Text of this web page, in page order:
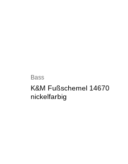
Bass
K&M Fußschemel 14670
nickelfarbig